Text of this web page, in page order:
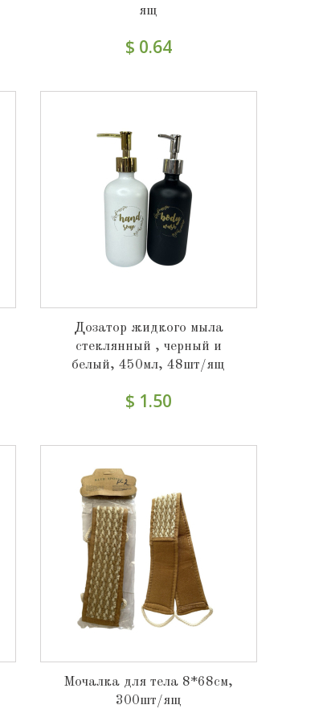
ящ
$ 0.64
Дозатор жидкого мыла
стеклянный , черный и
белый, 450мл, 48шт/ящ
$ 1.50
Мочалка для тела 8*68см,
300шт/ящ